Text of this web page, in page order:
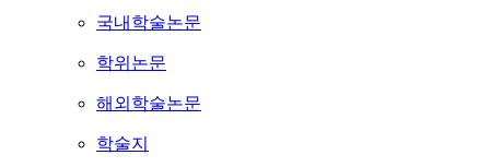
국내학술논문
학위논문
해외학술논문
학술지